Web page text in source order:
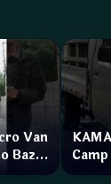
Van
Bazar
Camp